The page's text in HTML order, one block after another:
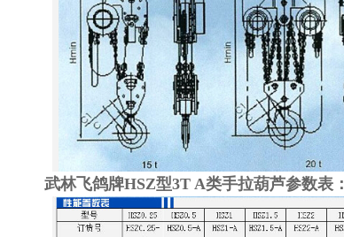
武林飞鸽牌HSZ型3T A类手拉葫芦参数表：